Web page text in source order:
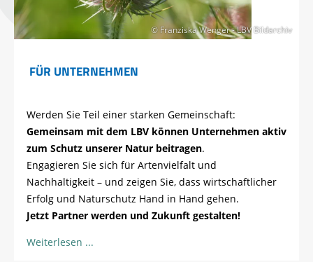
© Franziska Wenger - LBV Bildarchiv
FÜR UNTERNEHMEN
Werden Sie Teil einer starken Gemeinschaft:
Gemeinsam mit dem LBV können Unternehmen aktiv
zum Schutz unserer Natur beitragen.
Engagieren Sie sich für Artenvielfalt und
Nachhaltigkeit – und zeigen Sie, dass wirtschaftlicher
Erfolg und Naturschutz Hand in Hand gehen.
Jetzt Partner werden und Zukunft gestalten!
Weiterlesen